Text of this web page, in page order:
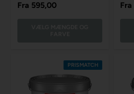
Fra 595,00 Fra
PRISMATCH